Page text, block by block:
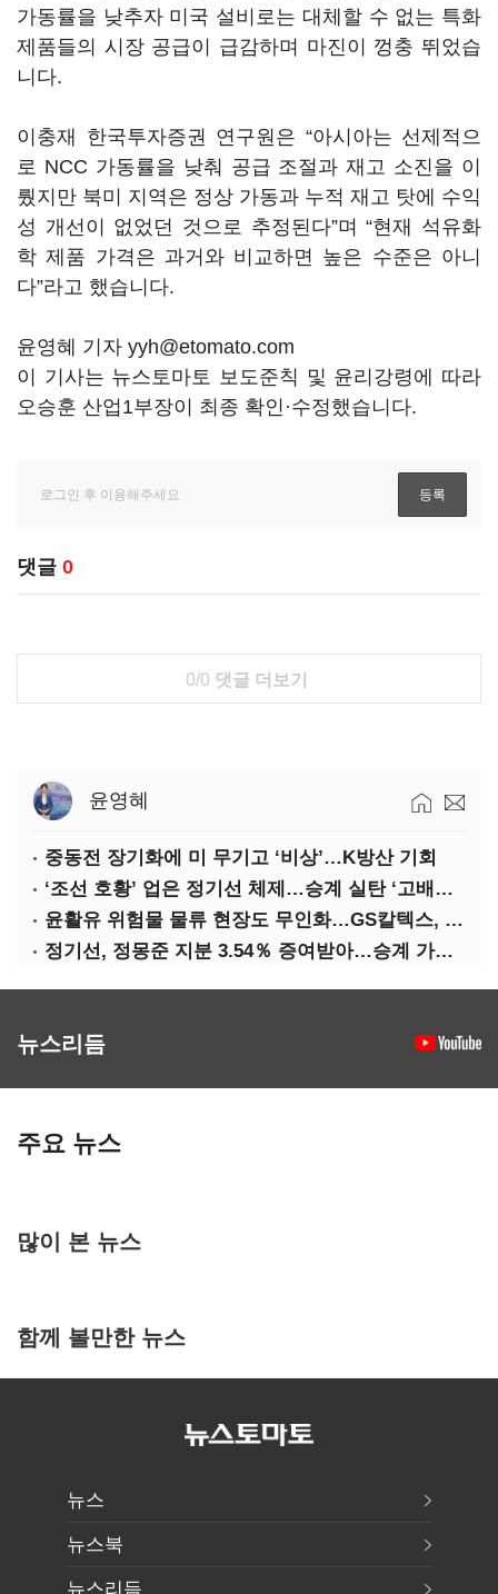
가동률을 낮추자 미국 설비로는 대체할 수 없는 특화
제품들의 시장 공급이 급감하며 마진이 껑충 뛰었습
니다.
이충재 한국투자증권 연구원은 “아시아는 선제적으
로 NCC 가동률을 낮춰 공급 조절과 재고 소진을 이
뤘지만 북미 지역은 정상 가동과 누적 재고 탓에 수익
성 개선이 없었던 것으로 추정된다”며 “현재 석유화
학 제품 가격은 과거와 비교하면 높은 수준은 아니
다”라고 했습니다.
윤영혜 기자 yyh@etomato.com
이 기사는 뉴스토마토 보도준칙 및 윤리강령에 따라
오승훈 산업1부장이 최종 확인·수정했습니다.
댓글 0
0/0 댓글 더보기
윤영혜
중동전 장기화에 미 무기고 ‘비상’…K방산 기회
‘조선 호황’ 업은 정기선 체제…승계 실탄 ‘고배당’ 주목
윤활유 위험물 물류 현장도 무인화…GS칼텍스, 디지털 전환 가속
정기선, 정몽준 지분 3.54％ 증여받아…승계 가속화
뉴스리듬
주요 뉴스
많이 본 뉴스
함께 볼만한 뉴스
뉴스
뉴스북
뉴스리듬